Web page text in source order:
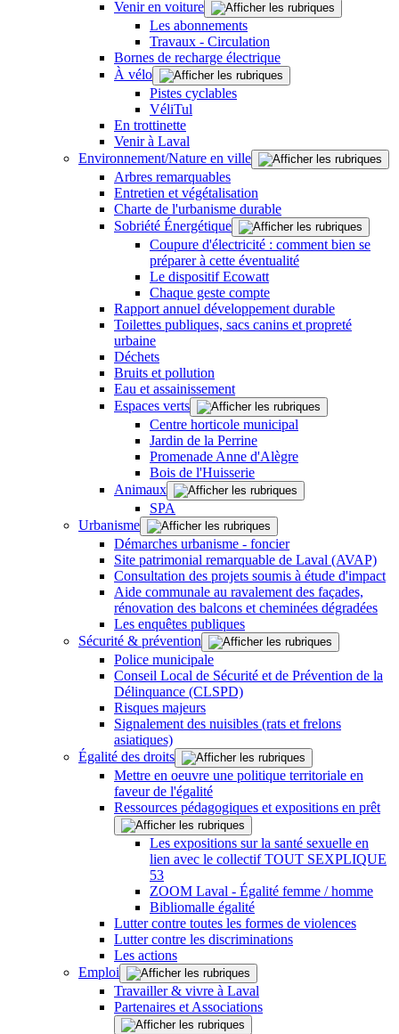
Venir en voiture
Les abonnements
Travaux - Circulation
Bornes de recharge électrique
À vélo
Pistes cyclables
VéliTul
En trottinette
Venir à Laval
Environnement/Nature en ville
Arbres remarquables
Entretien et végétalisation
Charte de l'urbanisme durable
Sobriété Énergétique
Coupure d'électricité : comment bien se
préparer à cette éventualité
Le dispositif Ecowatt
Chaque geste compte
Rapport annuel développement durable
Toilettes publiques, sacs canins et propreté
urbaine
Déchets
Bruits et pollution
Eau et assainissement
Espaces verts
Centre horticole municipal
Jardin de la Perrine
Promenade Anne d'Alègre
Bois de l'Huisserie
Animaux
SPA
Urbanisme
Démarches urbanisme - foncier
Site patrimonial remarquable de Laval (AVAP)
Consultation des projets soumis à étude d'impact
Aide communale au ravalement des façades,
rénovation des balcons et cheminées dégradées
Les enquêtes publiques
Sécurité & prévention
Police municipale
Conseil Local de Sécurité et de Prévention de la
Délinquance (CLSPD)
Risques majeurs
Signalement des nuisibles (rats et frelons
asiatiques)
Égalité des droits
Mettre en oeuvre une politique territoriale en
faveur de l'égalité
Ressources pédagogiques et expositions en prêt
Les expositions sur la santé sexuelle en
lien avec le collectif TOUT SEXPLIQUE
53
ZOOM Laval - Égalité femme / homme
Bibliomalle égalité
Lutter contre toutes les formes de violences
Lutter contre les discriminations
Les actions
Emploi
Travailler & vivre à Laval
Partenaires et Associations